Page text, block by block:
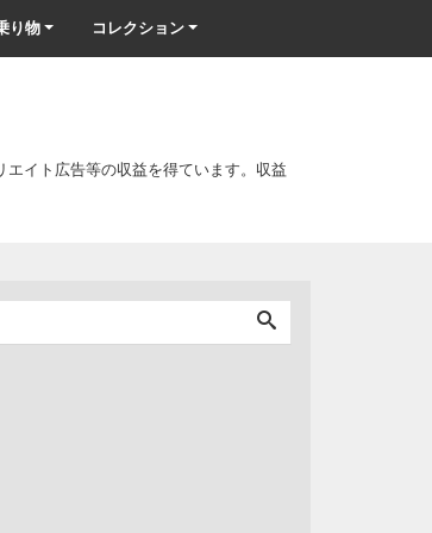
り物 コレクション
イト広告等の収益を得ています。収益